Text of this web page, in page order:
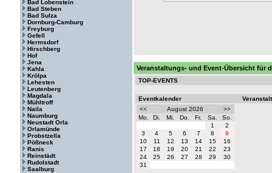
Bad Lobenstein
Bad Steben
Bad Sulza
Dornburg-Camburg
Freyburg
Gefell
Hermsdorf
Hirschberg
Hof
Jena
Kahla
Krölpa
Lehesten
Leutenberg
Magdala
Mühltroff
Naila
Naumburg
Neustadt Orla
Orlamünde
Probstzella
Pößneck
Ranis
Reinstädt
Rudolstadt
Saalburg
Veranstaltungs- und Event-Übersicht für
TOP-EVENTS
Eventkalender
<<
August 2026
>>
Mo.
Di. Mi. Do. Fr. Sa.
So.
1
2
3
4 5 6 7 8
9
10
11 12 13 14 15
16
17
18 19 20 21 22
23
24
25 26 27 28 29
30
31